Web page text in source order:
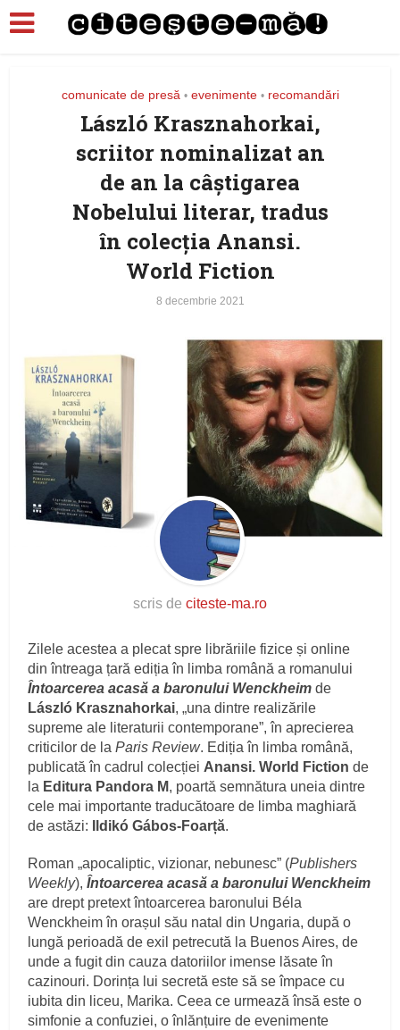
comunicate de presă • evenimente • recomandări
László Krasznahorkai,
scriitor nominalizat an
de an la câștigarea
Nobelului literar, tradus
în colecția Anansi.
World Fiction
8 decembrie 2021
scris de citeste-ma.ro
Zilele acestea a plecat spre librăriile fizice și online
din întreaga țară ediția în limba română a romanului
Întoarcerea acasă a baronului Wenckheim de
László Krasznahorkai, „una dintre realizările
supreme ale literaturii contemporane”, în aprecierea
criticilor de laParis Review. Ediția în limba română,
publicată în cadrul colecției Anansi. World Fiction de
la Editura Pandora M, poartă semnătura uneia dintre
cele mai importante traducătoare de limba maghiară
de astăzi:
Ildikó Gábos-Foarță.
Roman „apocaliptic, vizionar, nebunesc” (Publishers
Weekly),Întoarcerea acasă a baronului Wenckheim
are drept pretext întoarcerea baronului Béla
Wenckheim în orașul său natal din Ungaria, după o
lungă perioadă de exil petrecută la Buenos Aires, de
unde a fugit din cauza datoriilor imense lăsate în
cazinouri. Dorința lui secretă este să se împace cu
iubita din liceu, Marika. Ceea ce urmează însă este o
simfonie a confuziei, o înlănțuire de evenimente